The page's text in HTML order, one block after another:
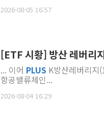
2026-08-05 16:57
[ETF 시황] 방산 레버리
... 이어 PLUS K방산레버리
항공밸류체인...
2026-08-04 16:29